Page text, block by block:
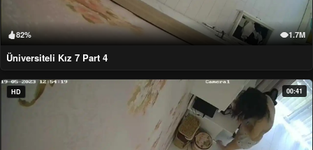
82% 1.7M
Üniversiteli Kız 7 Part 4
HD 00:41